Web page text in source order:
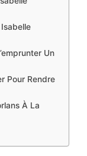
Un
Pour Rendre
À La